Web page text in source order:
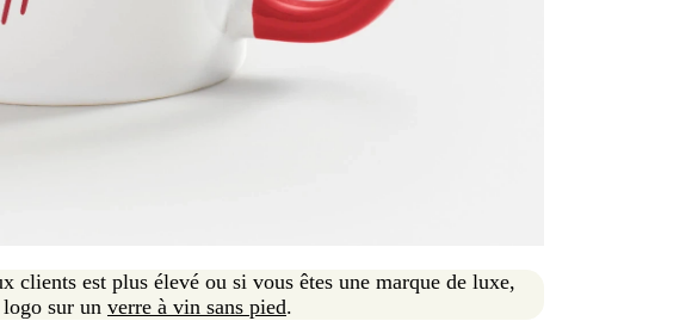
clients est plus élevé ou si vous êtes une marque de luxe,
sur un verre à vin sans pied.